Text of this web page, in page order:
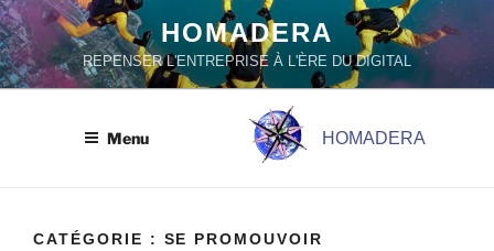
Aller
au
contenu
principal
HOMADERA
REPENSER L'ENTREPRISE À L'ÈRE DU DIGITAL
Menu HOMADERA
CATÉGORIE : SE PROMOUVOIR